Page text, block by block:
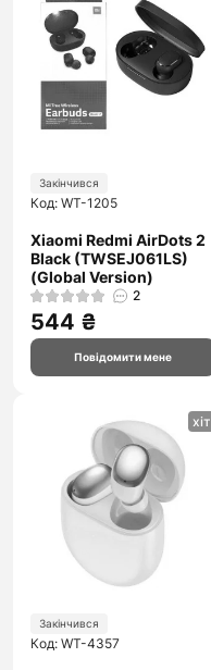
Закінчився
Код: WT-1205
Xiaomi Redmi AirDots 2
Black (TWSEJ061LS)
(Global Version)
2
544 ₴
Повідомити мене
хіт
Закінчився
Код: WT-4357